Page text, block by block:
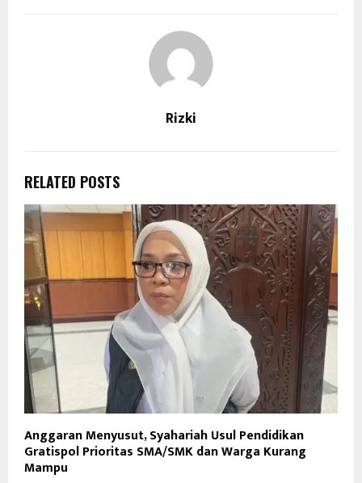
Rizki
RELATED POSTS
Anggaran Menyusut, Syahariah Usul Pendidikan
Gratispol Prioritas SMA/SMK dan Warga Kurang
Mampu